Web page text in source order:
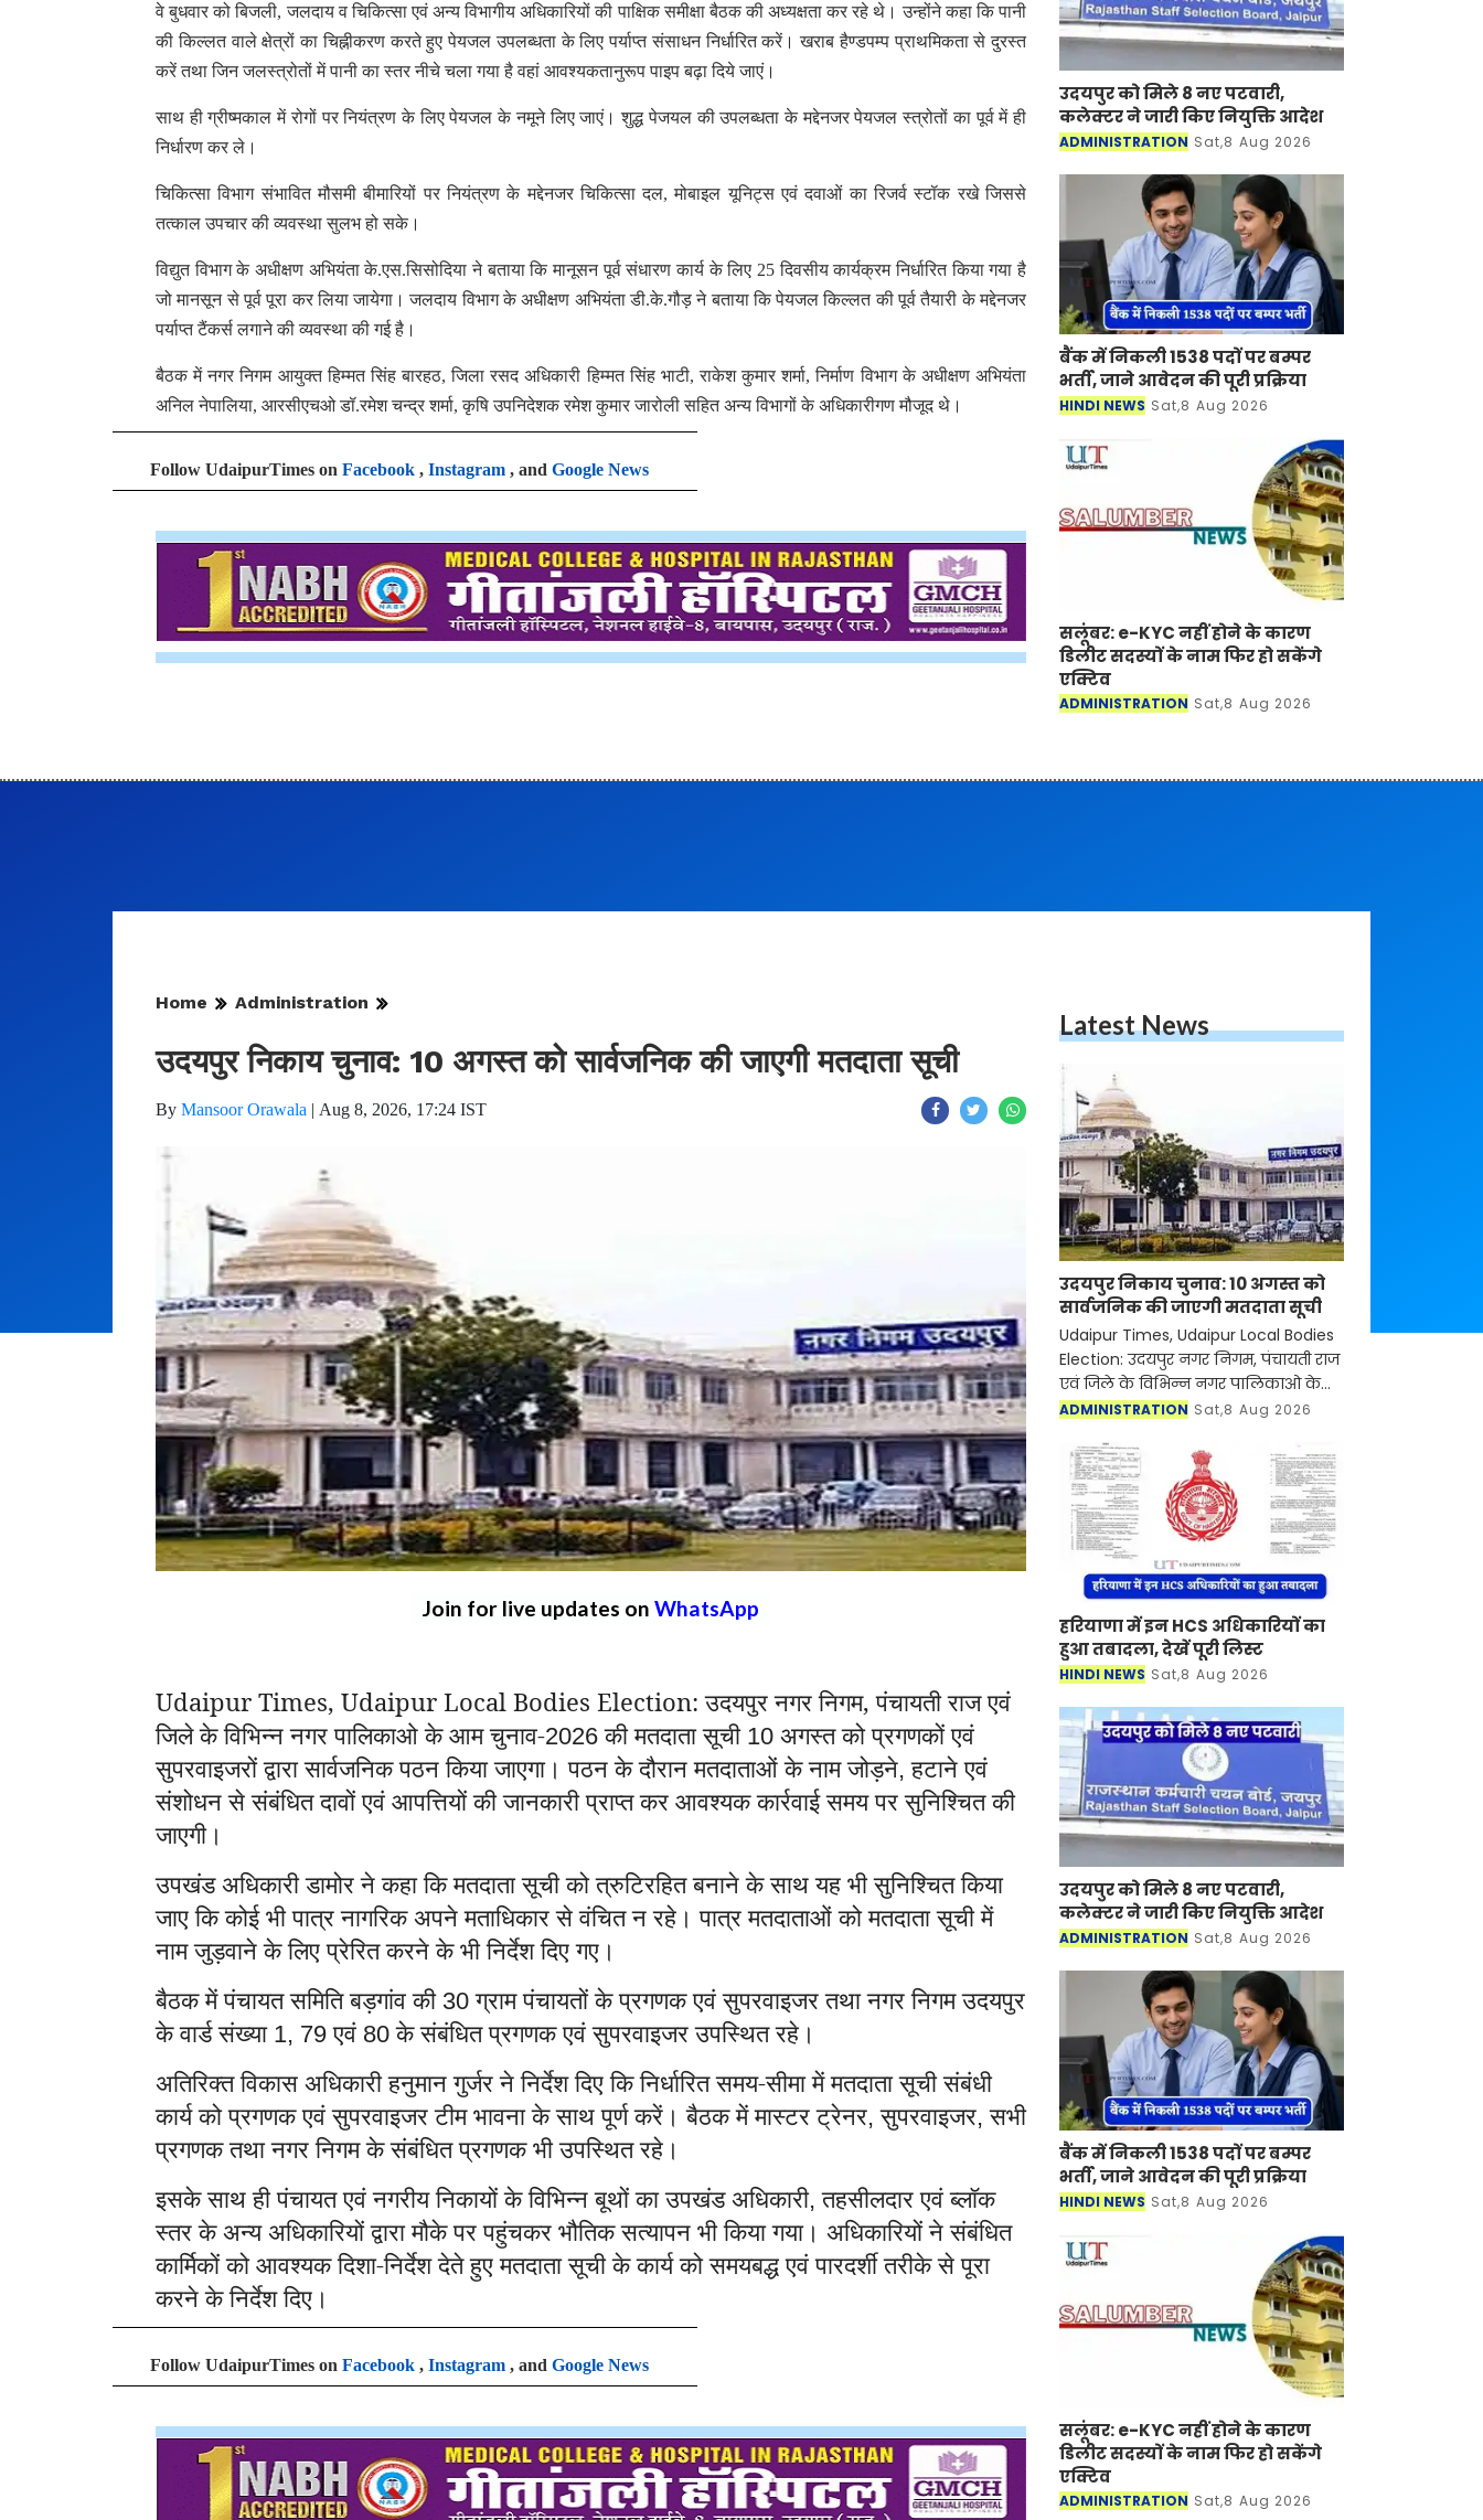
वे बुधवार को बिजली, जलदाय व चिकित्सा एवं अन्य विभागीय अधिकारियों की पाक्षिक समीक्षा बैठक की अध्यक्षता कर रहे थे। उन्होंने कहा कि पानी
की किल्लत वाले क्षेत्रों का चिह्नीकरण करते हुए पेयजल उपलब्धता के लिए पर्याप्त संसाधन निर्धारित करें। खराब हैण्डपम्प प्राथमिकता से दुरस्त
करें तथा जिन जलस्त्रोतों में पानी का स्तर नीचे चला गया है वहां आवश्यकतानुरूप पाइप बढ़ा दिये जाएं।
साथ ही ग्रीष्मकाल में रोगों पर नियंत्रण के लिए पेयजल के नमूने लिए जाएं। शुद्ध पेजयल की उपलब्धता के मद्देनजर पेयजल स्त्रोतों का पूर्व में ही
निर्धारण कर ले।
चिकित्सा विभाग संभावित मौसमी बीमारियों पर नियंत्रण के मद्देनजर चिकित्सा दल, मोबाइल यूनिट्स एवं दवाओं का रिजर्व स्टॉक रखे जिससे
तत्काल उपचार की व्यवस्था सुलभ हो सके।
विद्युत विभाग के अधीक्षण अभियंता के.एस.सिसोदिया ने बताया कि मानूसन पूर्व संधारण कार्य के लिए 25 दिवसीय कार्यक्रम निर्धारित किया गया है
जो मानसून से पूर्व पूरा कर लिया जायेगा। जलदाय विभाग के अधीक्षण अभियंता डी.के.गौड़ ने बताया कि पेयजल किल्लत की पूर्व तैयारी के मद्देनजर
पर्याप्त टैंकर्स लगाने की व्यवस्था की गई है।
बैठक में नगर निगम आयुक्त हिम्मत सिंह बारहठ, जिला रसद अधिकारी हिम्मत सिंह भाटी, राकेश कुमार शर्मा, निर्माण विभाग के अधीक्षण अभियंता
अनिल नेपालिया, आरसीएचओ डॉ.रमेश चन्द्र शर्मा, कृषि उपनिदेशक रमेश कुमार जारोली सहित अन्य विभागों के अधिकारीगण मौजूद थे।
Follow UdaipurTimes on Facebook , Instagram , and Google News
उदयपुर को मिले 8 नए पटवारी,
कलेक्टर ने जारी किए नियुक्ति आदेश
ADMINISTRATION Sat,8 Aug 2026
बैंक में निकली 1538 पदों पर बम्पर
भर्ती, जाने आवेदन की पूरी प्रक्रिया
HINDI NEWS Sat,8 Aug 2026
सलूंबर: e-KYC नहीं होने के कारण
डिलीट सदस्यों के नाम फिर हो सकेंगे
एक्टिव
ADMINISTRATION Sat,8 Aug 2026
Home Administration
उदयपुर निकाय चुनाव: 10 अगस्त को सार्वजनिक की जाएगी मतदाता सूची
By Mansoor Orawala | Aug 8, 2026, 17:24 IST
Join for live updates on WhatsApp
Udaipur Times, Udaipur Local Bodies Election: उदयपुर नगर निगम, पंचायती राज एवं
जिले के विभिन्न नगर पालिकाओ के आम चुनाव-2026की मतदाता सूची 10 अगस्त को प्रगणकों एवं
सुपरवाइजरों द्वारा सार्वजनिक पठन किया जाएगा। पठन के दौरान मतदाताओं के नाम जोड़ने,हटाने एवं
संशोधन से संबंधित दावों एवं आपत्तियों की जानकारी प्राप्त कर आवश्यक कार्रवाई समय पर सुनिश्चित की
जाएगी।
उपखंड अधिकारी डामोर ने कहा कि मतदाता सूची को त्रुटिरहित बनाने के साथ यह भी सुनिश्चित किया
जाए कि कोई भी पात्र नागरिक अपने मताधिकार से वंचित न रहे। पात्र मतदाताओं को मतदाता सूची में
नाम जुड़वाने के लिए प्रेरित करने के भी निर्देश दिए गए।
बैठक में पंचायत समिति बड़गांव की 30ग्राम पंचायतों के प्रगणक एवं सुपरवाइजर तथा नगर निगम उदयपुर
के वार्ड संख्या 1, 79एवं 80के संबंधित प्रगणक एवं सुपरवाइजर उपस्थित रहे।
अतिरिक्त विकास अधिकारी हनुमान गुर्जर ने निर्देश दिए कि निर्धारित समय-सीमा में मतदाता सूची संबंधी
कार्य को प्रगणक एवं सुपरवाइजर टीम भावना के साथ पूर्ण करें। बैठक में मास्टर ट्रेनर,सुपरवाइजर,सभी
प्रगणक तथा नगर निगम के संबंधित प्रगणक भी उपस्थित रहे।
इसके साथ ही पंचायत एवं नगरीय निकायों के विभिन्न बूथों का उपखंड अधिकारी,तहसीलदार एवं ब्लॉक
स्तर के अन्य अधिकारियों द्वारा मौके पर पहुंचकर भौतिक सत्यापन भी किया गया। अधिकारियों ने संबंधित
कार्मिकों को आवश्यक दिशा-निर्देश देते हुए मतदाता सूची के कार्य को समयबद्ध एवं पारदर्शी तरीके से पूरा
करने के निर्देश दिए।
Follow UdaipurTimes on Facebook , Instagram , and Google News
Latest News
उदयपुर निकाय चुनाव: 10 अगस्त को
सार्वजनिक की जाएगी मतदाता सूची
Udaipur Times, Udaipur Local Bodies
Election: उदयपुर नगर निगम, पंचायती राज
एवं जिले के विभिन्न नगर पालिकाओ के
आम चुनाव-2026 की मतदाता सूची 10
सार्वजनिक पठन कि
ADMINISTRATION Sat,8 Aug 2026
हरियाणा में इन HCS अधिकारियों का
हुआ तबादला, देखें पूरी लिस्ट
HINDI NEWS Sat,8 Aug 2026
उदयपुर को मिले 8 नए पटवारी,
कलेक्टर ने जारी किए नियुक्ति आदेश
ADMINISTRATION Sat,8 Aug 2026
बैंक में निकली 1538 पदों पर बम्पर
भर्ती, जाने आवेदन की पूरी प्रक्रिया
HINDI NEWS Sat,8 Aug 2026
सलूंबर: e-KYC नहीं होने के कारण
डिलीट सदस्यों के नाम फिर हो सकेंगे
एक्टिव
ADMINISTRATION Sat,8 Aug 2026